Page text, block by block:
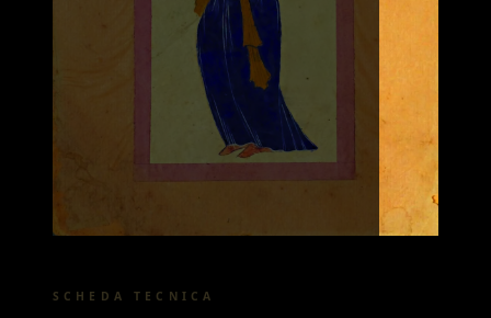
SCHEDA TECNICA